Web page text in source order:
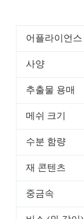
어플라이언스
사양
추출물 용매
메쉬 크기
수분 함량
재 콘텐츠
중금속